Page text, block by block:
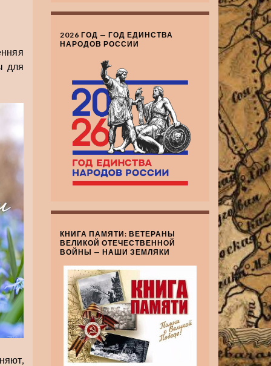
для
2026 ГОД — ГОД ЕДИНСТВА
НАРОДОВ РОССИИ
КНИГА ПАМЯТИ: ВЕТЕРАНЫ
ВЕЛИКОЙ ОТЕЧЕСТВЕННОЙ
ВОЙНЫ — НАШИ ЗЕМЛЯКИ